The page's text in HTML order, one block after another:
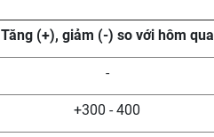
Tăng (+), giảm (-) so với hôm qua
-
+300 - 400